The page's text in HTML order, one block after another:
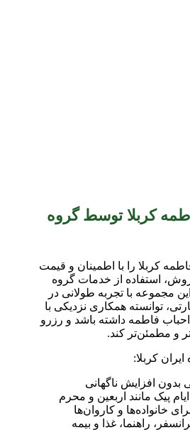
کربلا توسط گروه
کربلا را با اطمینان و قیمت
استفاده از خدمات گروه
مجموعه با تجربه طولانی در
توانسته همکاری نزدیکی با
فاطمه داشته باشد و رزرو
و مطمئن‌تر کند.
کربلا:
بدون افزایش ناگهانی
پیک مانند اربعین و محرم
خانواده‌ها و کاروان‌ها
راهنما، غذا و بیمه